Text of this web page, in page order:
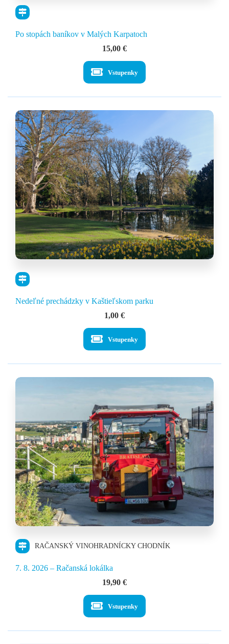
Po stopách baníkov v Malých Karpatoch
15,00 €
Vstupenky
Nedeľné prechádzky v Kaštieľskom parku
1,00 €
Vstupenky
RAČANSKÝ VINOHRADNÍCKY CHODNÍK
7. 8. 2026 – Račanská lokálka
19,90 €
Vstupenky